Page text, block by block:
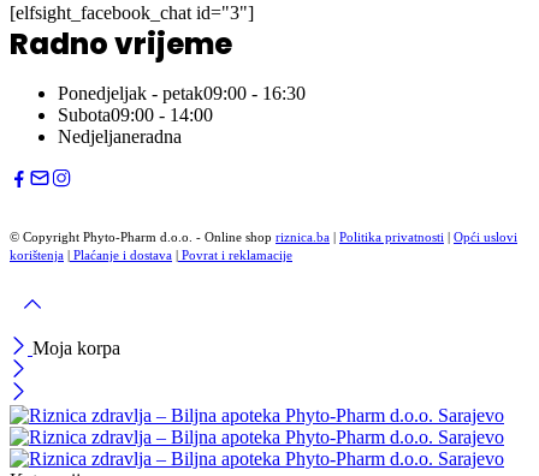
[elfsight_facebook_chat id="3"]
Radno vrijeme
Ponedjeljak - petak09:00 - 16:30
Subota09:00 - 14:00
Nedjeljaneradna
© Copyright Phyto-Pharm d.o.o. - Online shop riznica.ba | Politika privatnosti | Opći uslovi
korištenja | Plaćanje i dostava | Povrat i reklamacije
Moja korpa